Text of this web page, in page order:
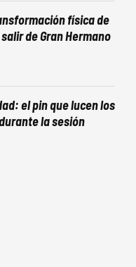
física de
de Gran Hermano
el pin que lucen los
la sesión